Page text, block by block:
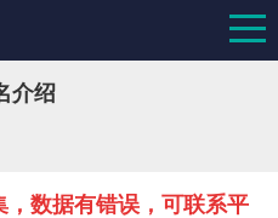
介绍
，数据有错误，可联系平